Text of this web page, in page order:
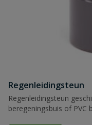
Regenleidingsteun
Regenleidingsteun
beregeningsbuis of PVC